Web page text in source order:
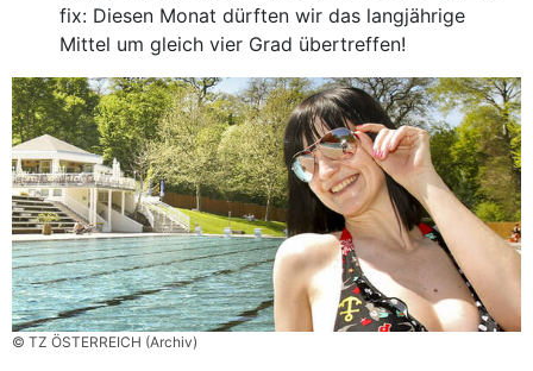
fix: Diesen Monat dürften wir das langjährige
Mittel um gleich vier Grad übertreffen!
© TZ ÖSTERREICH (Archiv)